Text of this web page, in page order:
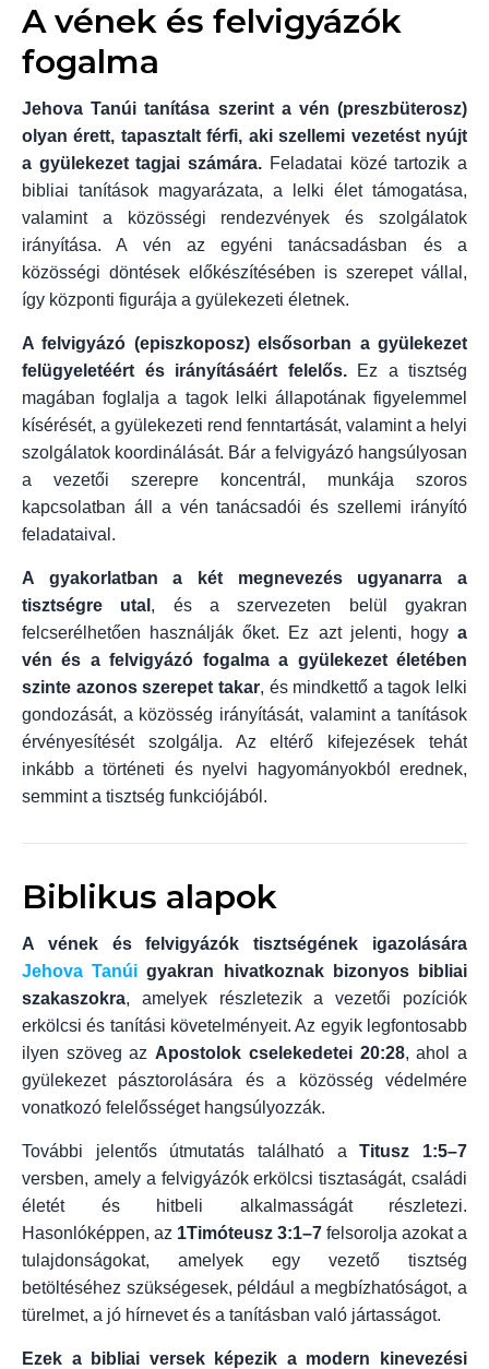
A vének és felvigyázók
fogalma
Jehova Tanúi tanítása szerint a vén (preszbüterosz)
olyan érett, tapasztalt férfi, aki szellemi vezetést nyújt
a gyülekezet tagjai számára. Feladatai közé tartozik a
bibliai tanítások magyarázata, a lelki élet támogatása,
valamint a közösségi rendezvények és szolgálatok
irányítása. A vén az egyéni tanácsadásban és a
közösségi döntések előkészítésében is szerepet vállal,
így központi figurája a gyülekezeti életnek.
A felvigyázó (episzkoposz) elsősorban a gyülekezet
felügyeletéért és irányításáért felelős.Ez a tisztség
magában foglalja a tagok lelki állapotának figyelemmel
kísérését, a gyülekezeti rend fenntartását, valamint a helyi
szolgálatok koordinálását. Bár a felvigyázó hangsúlyosan
a vezetői szerepre koncentrál, munkája szoros
kapcsolatban áll a vén tanácsadói és szellemi irányító
feladataival.
A gyakorlatban a két megnevezés ugyanarra a
tisztségre utal , és a szervezeten belül gyakran
felcserélhetően használják őket. Ez azt jelenti, hogy a
vén és a felvigyázó fogalma a gyülekezet életében
szinte azonos szerepet takar, és mindkettő a tagok lelki
gondozását, a közösség irányítását, valamint a tanítások
érvényesítését szolgálja. Az eltérő kifejezések tehát
inkább a történeti és nyelvi hagyományokból erednek,
semmint a tisztség funkciójából.
Biblikus alapok
A vének és felvigyázók tisztségének igazolására
Jehova Tanúi gyakran hivatkoznak bizonyos bibliai
szakaszokra, amelyek részletezik a vezetői pozíciók
erkölcsi és tanítási követelményeit. Az egyik legfontosabb
ilyen szöveg az Apostolok cselekedetei 20:28, ahol a
gyülekezet pásztorolására és a közösség védelmére
vonatkozó felelősséget hangsúlyozzák.
További jelentős útmutatás található aTitusz 1:5–7
versben, amely a felvigyázók erkölcsi tisztaságát, családi
életét és hitbeli alkalmasságát részletezi.
Hasonlóképpen, az 1Timóteusz 3:1–7 felsorolja azokat a
tulajdonságokat, amelyek egy vezető tisztség
betöltéséhez szükségesek, például a megbízhatóságot, a
türelmet, a jó hírnevet és a tanításban való jártasságot.
Ezek a bibliai versek képezik a modern kinevezési